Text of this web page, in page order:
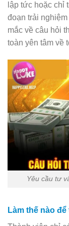
lập tức hoặc chỉ
đoạn trải
mắc về câu hỏi
toàn yên tâm về
Yêu cầu tư
Làm thế nào